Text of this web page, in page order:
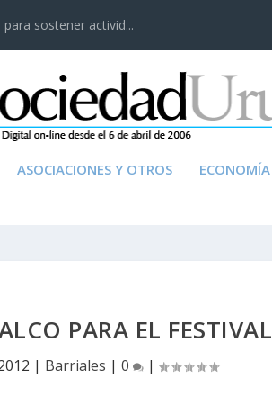
sostener activid...
ASOCIACIONES Y OTROS ECONOMÍA
PARA EL
| Barriales |0 |